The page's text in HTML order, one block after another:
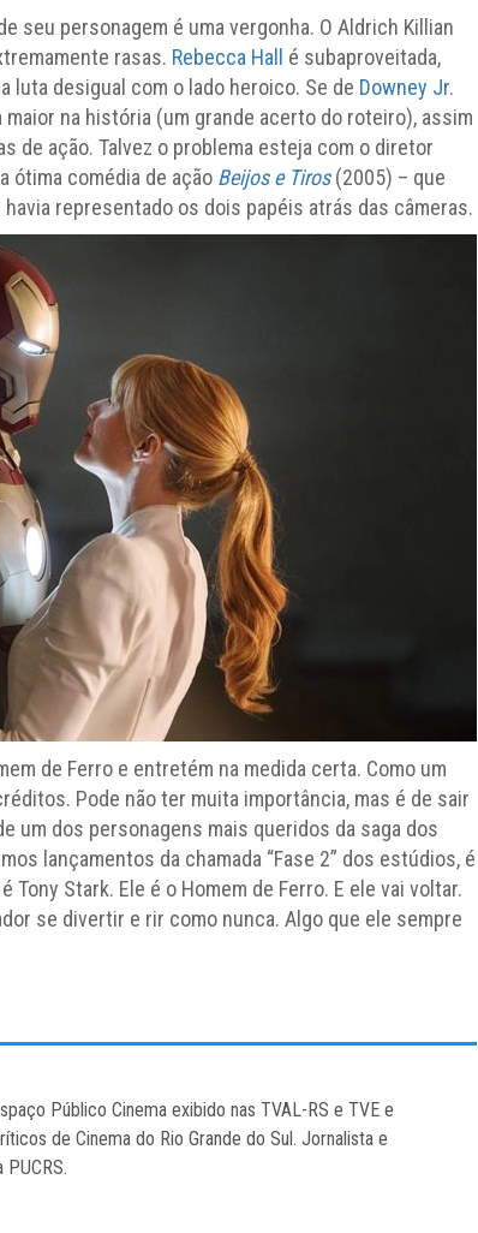
seu personagem é uma vergonha. O Aldrich Killian
rasas. Rebecca Hall
é subaproveitada,
luta desigual com o lado heroico. Se de Downey Jr.
maior na história (um grande acerto do roteiro), assim
de ação. Talvez o problema esteja com o diretor
ótima comédia de ação Beijos e Tiros(2005) – que
representado os dois papéis atrás das câmeras.
de Ferro e entretém na medida certa. Como um
Pode não ter muita importância, mas é de sair
um dos personagens mais queridos da saga dos
lançamentos da chamada “Fase 2” dos estúdios, é
Tony Stark. Ele é o Homem de Ferro. E ele vai voltar.
se divertir e rir como nunca. Algo que ele sempre
Público Cinema exibido nas TVAL-RS e TVE e
de Cinema do Rio Grande do Sul. Jornalista e